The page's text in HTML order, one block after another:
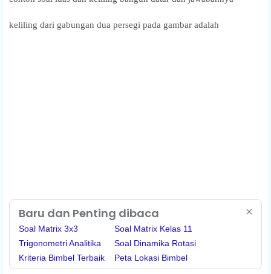
keliling dari gabungan dua persegi pada gambar adalah
Baru dan Penting dibaca
Soal Matrix 3x3
Trigonometri Analitika
Kriteria Bimbel Terbaik
Soal Matrix Kelas 11
Soal Dinamika Rotasi
Peta Lokasi Bimbel